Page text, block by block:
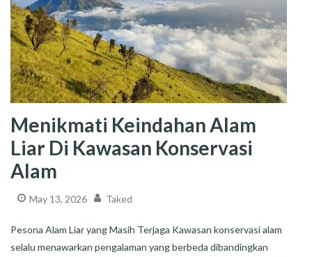
Menikmati Keindahan Alam
Liar Di Kawasan Konservasi
Alam
May 13, 2026 Taked
Pesona Alam Liar yang Masih Terjaga Kawasan konservasi alam
selalu menawarkan pengalaman yang berbeda dibandingkan